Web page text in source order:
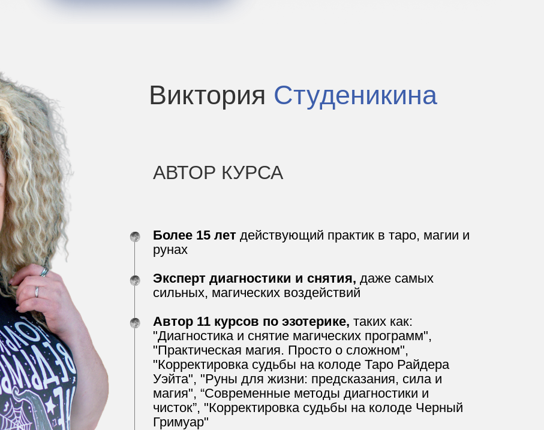
Виктория Студеникина
АВТОР КУРСА
Более 15 лет действующий практик в таро, магии и
рунах
Эксперт диагностики и снятия, даже самых
сильных, магических воздействий
Автор 11 курсов по эзотерике, таких как:
"Диагностика и снятие магических программ",
"Практическая магия. Просто о сложном",
"Корректировка судьбы на колоде Таро Райдера
Уэйта", "Руны для жизни: предсказания, сила и
магия", “Современные методы диагностики и
чисток”, "Корректировка судьбы на колоде Черный
Гримуар"